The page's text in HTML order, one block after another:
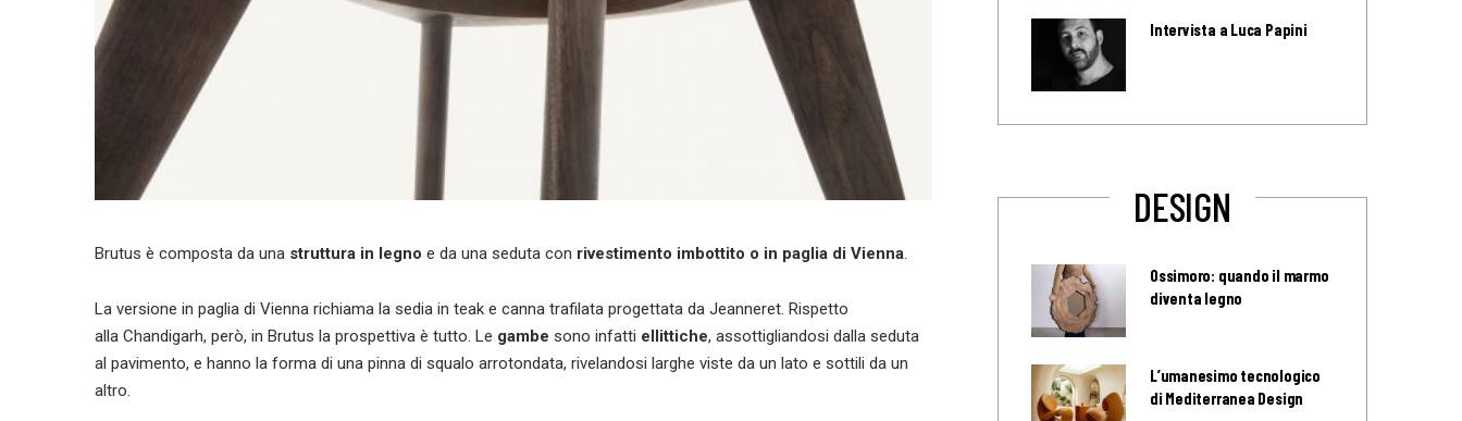
Brutus è composta da una struttura in legno e da una seduta con rivestimento imbottito o in paglia di Vienna
La versione in paglia di Vienna richiama la sedia in teak e canna trafilata progettata da Jeanneret. Rispetto
alla Chandigarh, però, in Brutus la prospettiva è tutto. Le gambe sono infatti ellittiche, assottigliandosi dalla seduta
al pavimento, e hanno la forma di una pinna di squalo arrotondata, rivelandosi larghe viste da un lato e sottili da un
altro.
Intervista a Luca Papini
DESIGN
Ossimoro: quando il marmo
diventa legno
L’umanesimo tecnologico
di Mediterranea Design